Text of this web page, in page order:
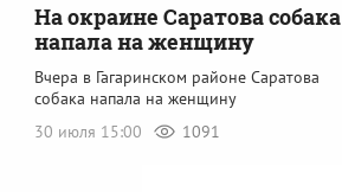
На окраине Саратова собака
напала на женщину
Вчера в Гагаринском районе Саратова
собака напала на женщину
30 июля 15:00
1091